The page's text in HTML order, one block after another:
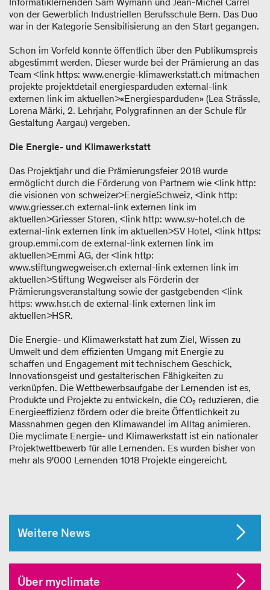
Informatiklernenden Sam Wymann und Jean-Michel Carrel
von der Gewerblich Industriellen Berufsschule Bern. Das Duo
war in der Kategorie Sensibilisierung an den Start gegangen.
Schon im Vorfeld konnte öffentlich über den Publikumspreis
abgestimmt werden. Dieser wurde bei der Prämierung an das
Team <link https: www.energie-klimawerkstatt.ch mitmachen
projekte projektdetail energiesparduden external-link
externen link im aktuellen>«Energiesparduden» (Lea Strässle,
Lorena Märki, 2. Lehrjahr, Polygrafinnen an der Schule für
Gestaltung Aargau) vergeben.
Die Energie- und Klimawerkstatt
Das Projektjahr und die Prämierungsfeier 2018 wurde
ermöglicht durch die Förderung von Partnern wie <link http:
die visionen von schweizer>EnergieSchweiz, <link http:
www.griesser.ch external-link externen link im
aktuellen>Griesser Storen, <link http: www.sv-hotel.ch de
external-link externen link im aktuellen>SV Hotel, <link https:
group.emmi.com de external-link externen link im
aktuellen>Emmi AG, der <link http:
www.stiftungwegweiser.ch external-link externen link im
aktuellen>Stiftung Wegweiser als Förderin der
Prämierungsveranstaltung sowie der gastgebenden <link
https: www.hsr.ch de external-link externen link im
aktuellen>HSR.
Die Energie- und Klimawerkstatt hat zum Ziel, Wissen zu
Umwelt und dem effizienten Umgang mit Energie zu
schaffen und Engagement mit technischem Geschick,
Innovationsgeist und gestalterischen Fähigkeiten zu
verknüpfen. Die Wettbewerbsaufgabe der Lernenden ist es,
Produkte und Projekte zu entwickeln, die CO₂ reduzieren, die
Energieeffizienz fördern oder die breite Öffentlichkeit zu
Massnahmen gegen den Klimawandel im Alltag animieren.
Die myclimate Energie- und Klimawerkstatt ist ein nationaler
Projektwettbewerb für alle Lernenden. Es wurden bisher von
mehr als 9'000 Lernenden 1018 Projekte eingereicht.
Weitere News
Über myclimate